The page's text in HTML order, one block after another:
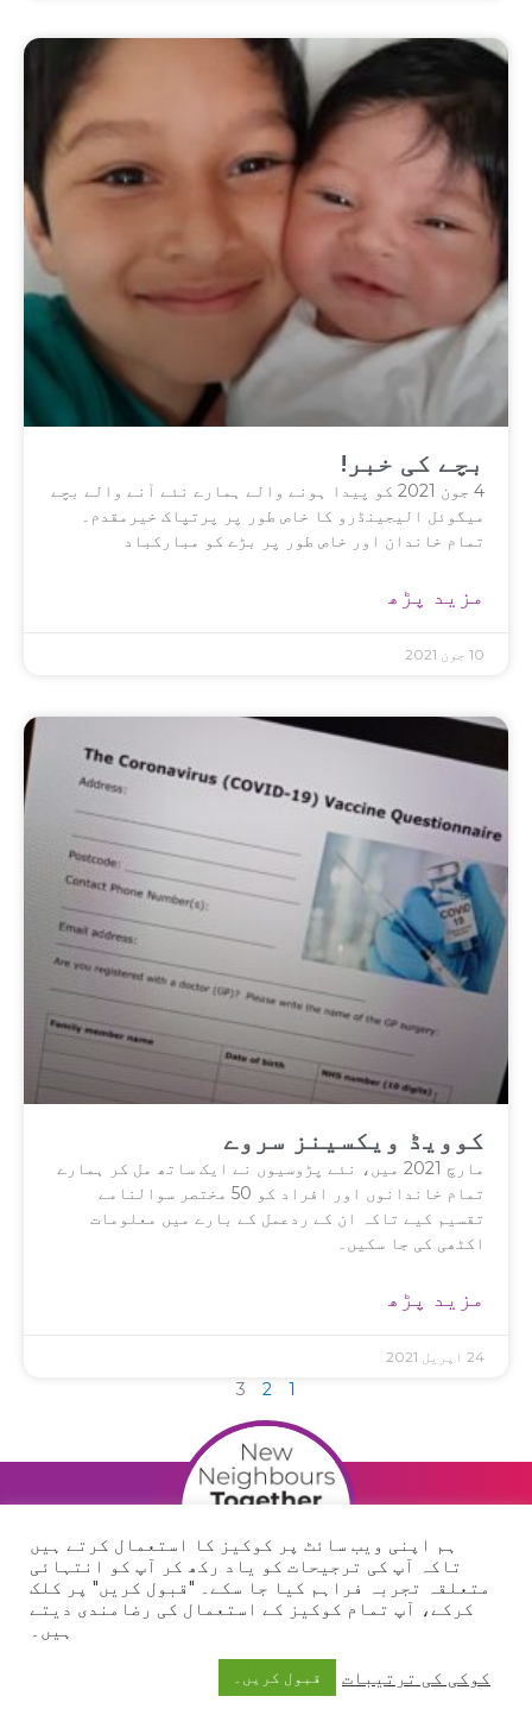
بچے کی خبر!
4 جون 2021 کو پیدا ہونے والے ہمارے نئے آنے والے بچے
میگوئل الیجینڈرو کا خاص طور پر پرتپاک خیرمقدم۔
تمام خاندان اور خاص طور پر بڑے کو مبارکباد
مزید پڑھ
10 جون 2021
کوویڈ ویکسینز سروے
مارچ 2021 میں، نئے پڑوسیوں نے ایک ساتھ مل کر ہمارے
تمام خاندانوں اور افراد کو 50 مختصر سوالنامے
تقسیم کیے تاکہ ان کے ردعمل کے بارے میں معلومات
اکٹھی کی جا سکیں۔
مزید پڑھ
24 اپریل 2021
1
2
3
F
a
c
ہم اپنی ویب سائٹ پر کوکیز کا استعمال کرتے ہیں
تاکہ آپ کی ترجیحات کو یاد رکھ کر آپ کو انتہائی
متعلقہ تجربہ فراہم کیا جا سکے۔ "قبول کریں" پر کلک
کرکے، آپ تمام کوکیز کے استعمال کی رضامندی دیتے
ہیں۔
کوکی کی ترتیبات قبول کریں۔